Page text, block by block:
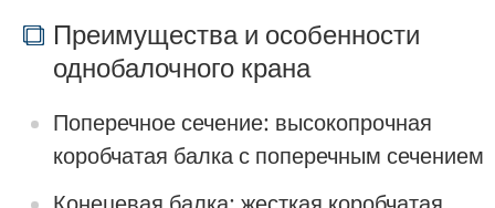
Преимущества и особенности
однобалочного крана
Поперечное сечение: высокопрочная
коробчатая балка с поперечным сечением